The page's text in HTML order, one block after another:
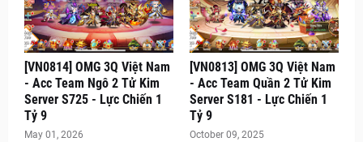
[VN0814] OMG 3Q Việt Nam
- Acc Team Ngô 2 Tử Kim
Server S725 - Lực Chiến 1
Tỷ 9
May 01, 2026
[VN0813] OMG 3Q Việt Nam
- Acc Team Quần 2 Tử Kim
Server S181 - Lực Chiến 1
Tỷ 9
October 09, 2025